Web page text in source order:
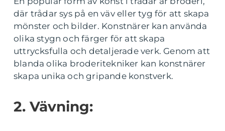
där trådar sys på en väv eller tyg för att skapa
mönster och bilder. Konstnärer kan använda
olika stygn och färger för att skapa
uttrycksfulla och detaljerade verk. Genom att
blanda olika broderitekniker kan konstnärer
skapa unika och gripande konstverk.
2. Vävning: